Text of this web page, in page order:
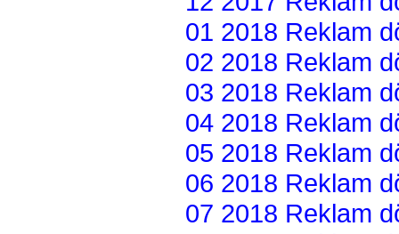
01 2018 Reklam
02 2018 Reklam
03 2018 Reklam
04 2018 Reklam
05 2018 Reklam
06 2018 Reklam
07 2018 Reklam